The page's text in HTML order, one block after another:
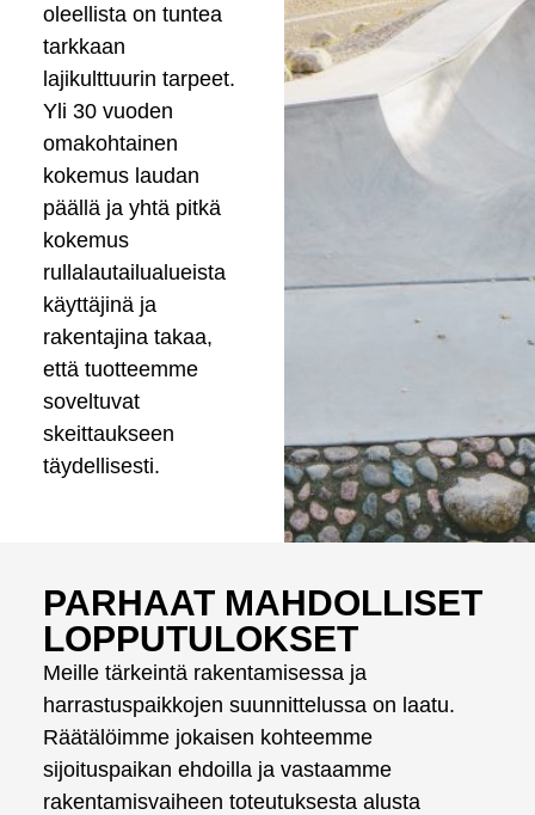
oleellista on tuntea
tarkkaan
lajikulttuurin tarpeet.
Yli 30 vuoden
omakohtainen
kokemus laudan
päällä ja yhtä pitkä
kokemus
rullalautailualueista
käyttäjinä ja
rakentajina takaa,
että tuotteemme
soveltuvat
skeittaukseen
täydellisesti.
PARHAAT MAHDOLLISET
LOPPUTULOKSET
Meille tärkeintä rakentamisessa ja
harrastuspaikkojen suunnittelussa on laatu.
Räätälöimme jokaisen kohteemme
sijoituspaikan ehdoilla ja vastaamme
rakentamisvaiheen toteutuksesta alusta